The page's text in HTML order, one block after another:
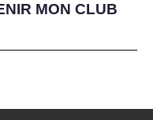
MON CLUB